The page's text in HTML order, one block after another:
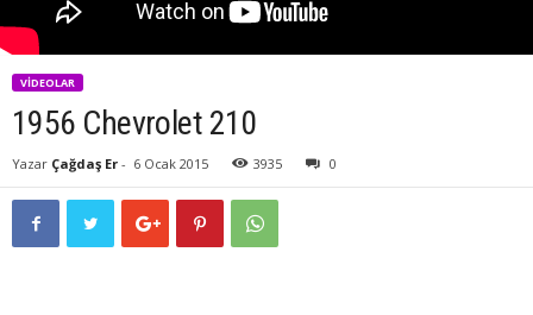
VIDEOLAR
1956 Chevrolet 210
Yazar Çağdaş Er - 6 Ocak 2015 3935 0